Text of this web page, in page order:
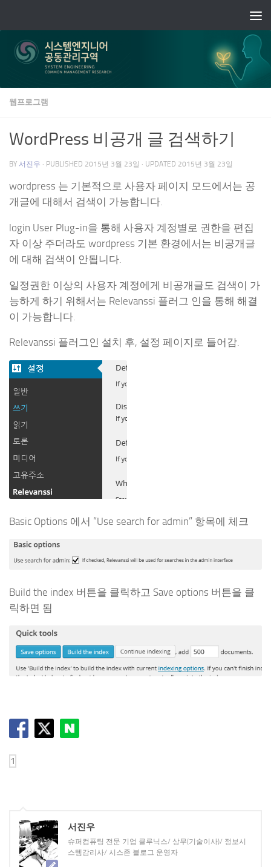
웹프로그램
WordPress 비공개 글 검색하기
BY 서진우 · PUBLISHED 2015년 3월 23일 · UPDATED 2015년 3월 23일
wordpress 는 기본적으로 사용자 페이지 모드에서는 공
개글에 대해서 검색이 가능합니다.
login User Plug-in을 통해 사용자 계정별로 권한을 편집
자 이상 주더라도 wordpress 기본 환경에서는 비공개글
에 대해 검색이 안됩니다.
일정권한 이상의 사용자 계정에게 비공개글도 검색이 가
능하게 하기 위해서는 Relevanssi 플러그 인을 통해 해결
이 가능합니다.
Relevanssi 플러그인 설치 후, 설정 페이지로 들어감.
Basic Options 에서 “Use search for admin” 항목에 체크
Build the index 버튼을 클릭하고 Save options 버튼을 클
릭하면 됨
서진우
슈퍼컴퓨팅 전문 기업 클루닉스/ 상무(기술이사)/ 정보시
스템감리사/ 시스존 블로그 운영자